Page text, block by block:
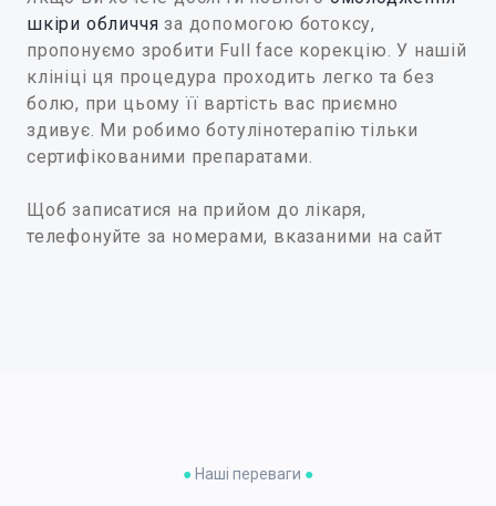
шкіри обличчя за допомогою ботоксу,
пропонуємо зробити Full face корекцію. У нашій
клініці ця процедура проходить легко та без
болю, при цьому її вартість вас приємно
здивує. Ми робимо ботулінотерапію тільки
сертифікованими препаратами.
Щоб записатися на прийом до лікаря,
телефонуйте за номерами, вказаними на сайт
●Наші переваги ●